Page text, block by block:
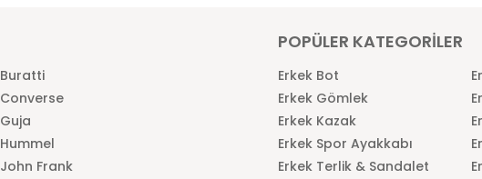
Buratti
Converse
Guja
Hummel
John Frank
POPÜLER KATEGORİLER
Erkek Bot
Erkek Gömlek
Erkek Kazak
Erkek Spor Ayakkabı
Erkek Terlik & Sandalet